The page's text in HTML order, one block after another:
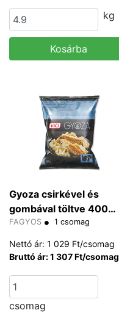
kg
Kosárba
Gyoza csirkével és
gombával töltve 400
g/cs
FAGYOS 1 csomag
Nettó ár: 1 029 Ft/csomag
Bruttó ár: 1 307 Ft/csomag
csomag